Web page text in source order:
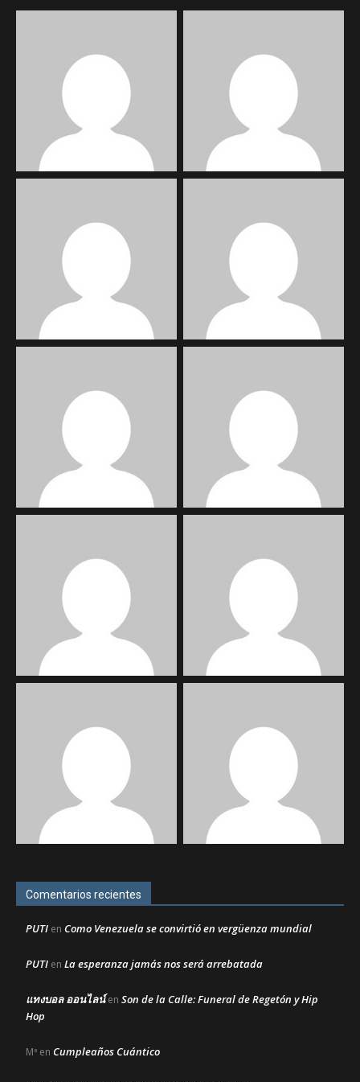
Comentarios recientes
PUTI en Como Venezuela se convirtió en vergüenza mundial
PUTI en La esperanza jamás nos será arrebatada
แทงบอล ออนไลน์en Son de la Calle: Funeral de Regetón y Hip
Hop
Mª en Cumpleaños Cuántico